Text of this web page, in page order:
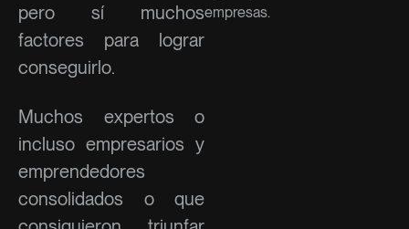
pero sí muchos
factores para lograr
conseguirlo.
Muchos expertos o
incluso empresarios y
emprendedores
consolidados o que
empresas.